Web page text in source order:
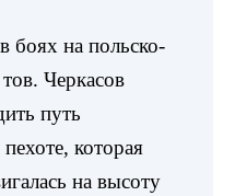
боях на польско-
Черкасов
путь
которая
на высоту